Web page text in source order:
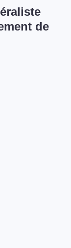
de